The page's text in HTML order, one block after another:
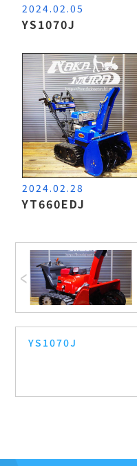
2024.02.05
YS1070J
2024.02.28
YT660EDJ
YS1070J